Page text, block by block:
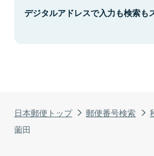
日本郵便トップ 郵便番号検索
薗田
デジタルアドレスで入力も検索も